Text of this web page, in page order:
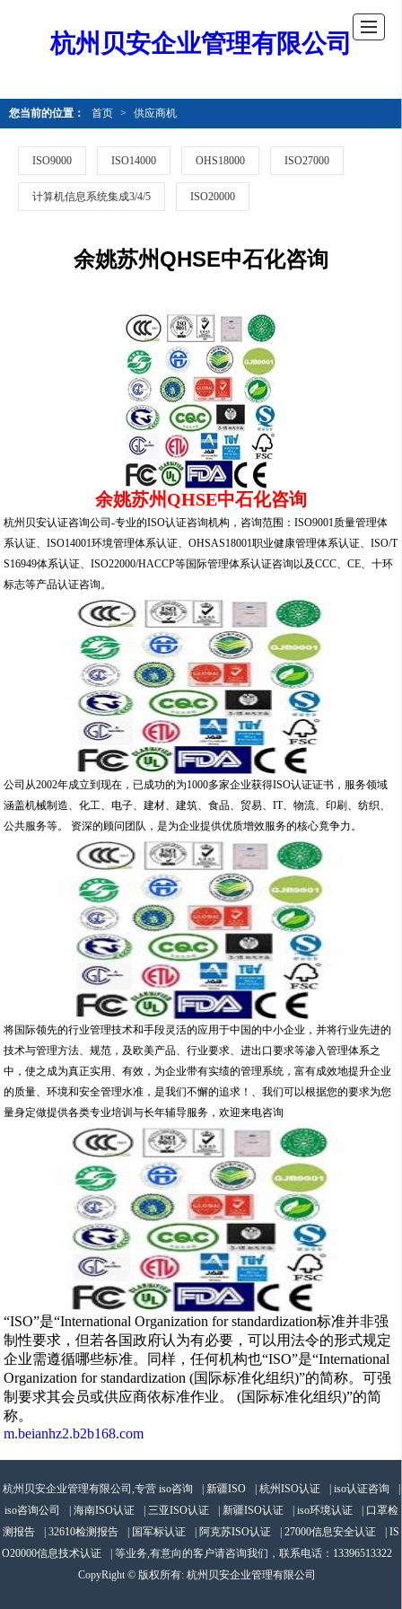
杭州贝安企业管理有限公司
您当前的位置： 首页 > 供应商机
ISO9000 ISO14000 OHS18000 ISO27000
计算机信息系统集成3/4/5 ISO20000
余姚苏州QHSE中石化咨询
余姚苏州QHSE中石化咨询
杭州贝安认证咨询公司-专业的ISO认证咨询机构，咨询范围：ISO9001质量管理体
系认证、ISO14001环境管理体系认证、OHSAS18001职业健康管理体系认证、ISO/T
S16949体系认证、ISO22000/HACCP等国际管理体系认证咨询以及CCC、CE、十环
标志等产品认证咨询。
公司从2002年成立到现在，已成功的为1000多家企业获得ISO认证证书，服务领域
涵盖机械制造、化工、电子、建材、建筑、食品、贸易、IT、物流、印刷、纺织、
公共服务等。 资深的顾问团队，是为企业提供优质增效服务的核心竟争力。
将国际领先的行业管理技术和手段灵活的应用于中国的中小企业，并将行业先进的
技术与管理方法、规范，及欧美产品、行业要求、进出口要求等渗入管理体系之
中，使之成为真正实用、有效，为企业带有实绩的管理系统，富有成效地提升企业
的质量、环境和安全管理水准，是我们不懈的追求！、我们可以根据您的要求为您
量身定做提供各类专业培训与长年辅导服务，欢迎来电咨询
“ISO”是“International Organization for standardization标准并非强
制性要求，但若各国政府认为有必要，可以用法令的形式规定
企业需遵循哪些标准。同样，任何机构也“ISO”是“International
Organization for standardization (国际标准化组织)”的简称。可强
制要求其会员或供应商依标准作业。 (国际标准化组织)”的简
称。
m.beianhz2.b2b168.com
杭州贝安企业管理有限公司,专营 iso咨询 新疆ISO 杭州ISO认证 iso认证咨询
iso咨询公司
海南ISO认证 三亚ISO认证 新疆ISO认证 iso环境认证
口罩检
测报告
32610检测报告 国军标认证 阿克苏ISO认证 27000信息安全认证
IS
O20000信息技术认证
| 等业务,有意向的客户请咨询我们，联系电话： 13396513322
CopyRight © 版权所有: 杭州贝安企业管理有限公司